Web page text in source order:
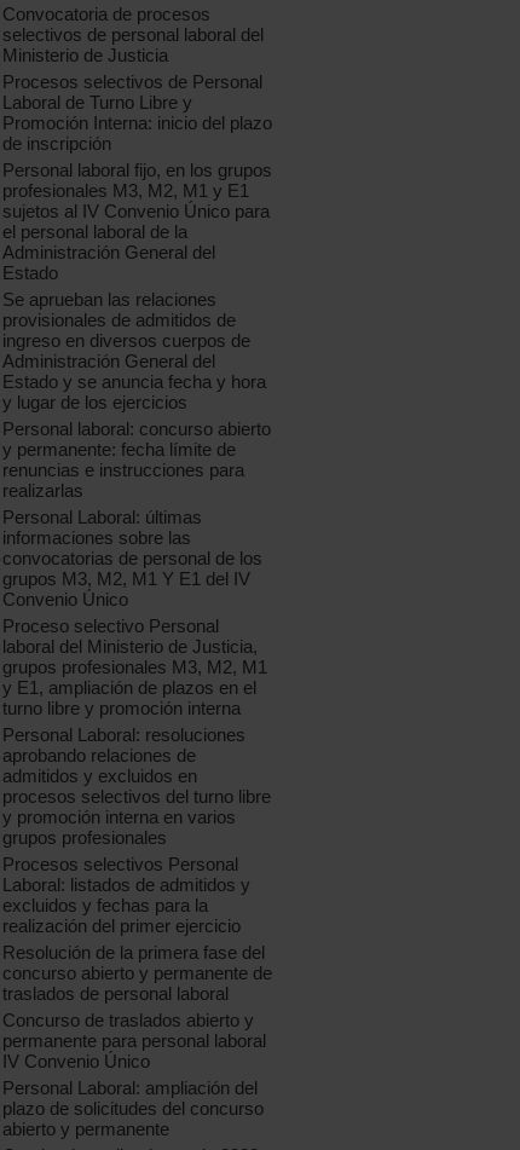
Convocatoria de procesos
selectivos de personal laboral del
Ministerio de Justicia
Procesos selectivos de Personal
Laboral de Turno Libre y
Promoción Interna: inicio del plazo
de inscripción
Personal laboral fijo, en los grupos
profesionales M3, M2, M1 y E1
sujetos al IV Convenio Único para
el personal laboral de la
Administración General del
Estado
Se aprueban las relaciones
provisionales de admitidos de
ingreso en diversos cuerpos de
Administración General del
Estado y se anuncia fecha y hora
y lugar de los ejercicios
Personal laboral: concurso abierto
y permanente: fecha límite de
renuncias e instrucciones para
realizarlas
Personal Laboral: últimas
informaciones sobre las
convocatorias de personal de los
grupos M3, M2, M1 Y E1 del IV
Convenio Único
Proceso selectivo Personal
laboral del Ministerio de Justicia,
grupos profesionales M3, M2, M1
y E1, ampliación de plazos en el
turno libre y promoción interna
Personal Laboral: resoluciones
aprobando relaciones de
admitidos y excluidos en
procesos selectivos del turno libre
y promoción interna en varios
grupos profesionales
Procesos selectivos Personal
Laboral: listados de admitidos y
excluidos y fechas para la
realización del primer ejercicio
Resolución de la primera fase del
concurso abierto y permanente de
traslados de personal laboral
Concurso de traslados abierto y
permanente para personal laboral
IV Convenio Único
Personal Laboral: ampliación del
plazo de solicitudes del concurso
abierto y permanente